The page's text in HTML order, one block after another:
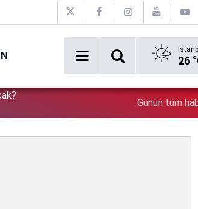
26
Özgür Özel'e şok! Yüzde 50
Günün tüm